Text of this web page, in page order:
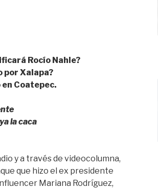
Rocío Nahle?
por Xalapa?
Coatepec.
la caca
y a través de videocolumna,
que hizo el ex presidente
Mariana Rodríguez,